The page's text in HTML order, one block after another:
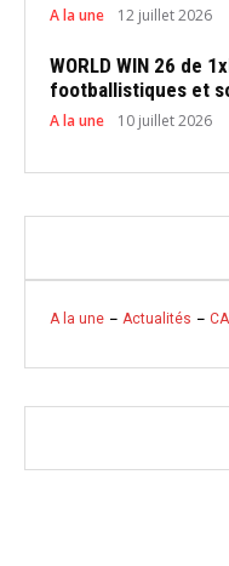
A la une 12 juillet 2026
WORLD WIN 26 de
footballistiques et
A la une 10 juillet 2026
A la une Actualités